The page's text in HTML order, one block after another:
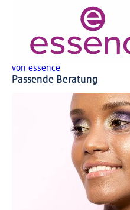
von essence
Passende Beratung